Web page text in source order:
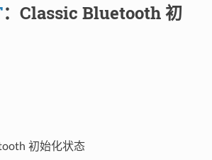
：Classic Bluetooth 初
初始化状态